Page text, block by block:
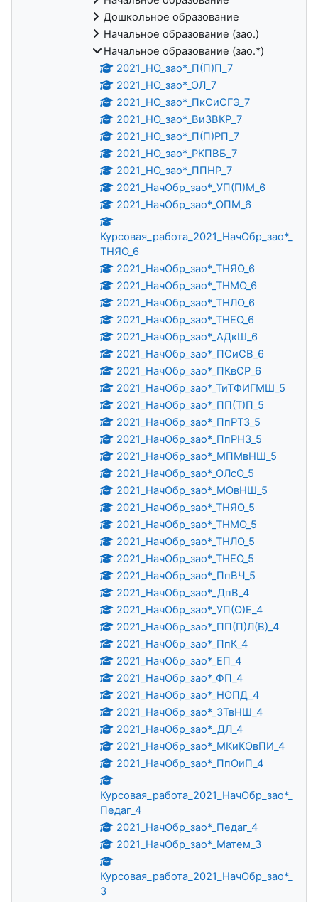
Дошкольное образование
Начальное образование (зао.)
Начальное образование (зао.*)
2021_НО_зао*_П(П)П_7
2021_НО_зао*_ОЛ_7
2021_НО_зао*_ПкСиСГЭ_7
2021_НО_зао*_ВиЗВКР_7
2021_НО_зао*_П(П)РП_7
2021_НО_зао*_РКПВБ_7
2021_НО_зао*_ППНР_7
2021_НачОбр_зао*_УП(П)М_6
2021_НачОбр_зао*_ОПМ_6
Курсовая_работа_2021_НачОбр_зао*_
ТНЯО_6
2021_НачОбр_зао*_ТНЯО_6
2021_НачОбр_зао*_ТНМО_6
2021_НачОбр_зао*_ТНЛО_6
2021_НачОбр_зао*_ТНЕО_6
2021_НачОбр_зао*_АДкШ_6
2021_НачОбр_зао*_ПСиСВ_6
2021_НачОбр_зао*_ПКвСР_6
2021_НачОбр_зао*_ТиТФИГМШ_5
2021_НачОбр_зао*_ПП(Т)П_5
2021_НачОбр_зао*_ПпРТЗ_5
2021_НачОбр_зао*_ПпРНЗ_5
2021_НачОбр_зао*_МПМвНШ_5
2021_НачОбр_зао*_ОЛсО_5
2021_НачОбр_зао*_МОвНШ_5
2021_НачОбр_зао*_ТНЯО_5
2021_НачОбр_зао*_ТНМО_5
2021_НачОбр_зао*_ТНЛО_5
2021_НачОбр_зао*_ТНЕО_5
2021_НачОбр_зао*_ПпВЧ_5
2021_НачОбр_зао*_ДпВ_4
2021_НачОбр_зао*_УП(О)Е_4
2021_НачОбр_зао*_ПП(П)Л(В)_4
2021_НачОбр_зао*_ПпК_4
2021_НачОбр_зао*_ЕП_4
2021_НачОбр_зао*_ФП_4
2021_НачОбр_зао*_НОПД_4
2021_НачОбр_зао*_ЗТвНШ_4
2021_НачОбр_зао*_ДЛ_4
2021_НачОбр_зао*_МКиКОвПИ_4
2021_НачОбр_зао*_ПпОиП_4
Курсовая_работа_2021_НачОбр_зао*_
Педаг_4
2021_НачОбр_зао*_Педаг_4
2021_НачОбр_зао*_Матем_3
Курсовая_работа_2021_НачОбр_зао*_
3